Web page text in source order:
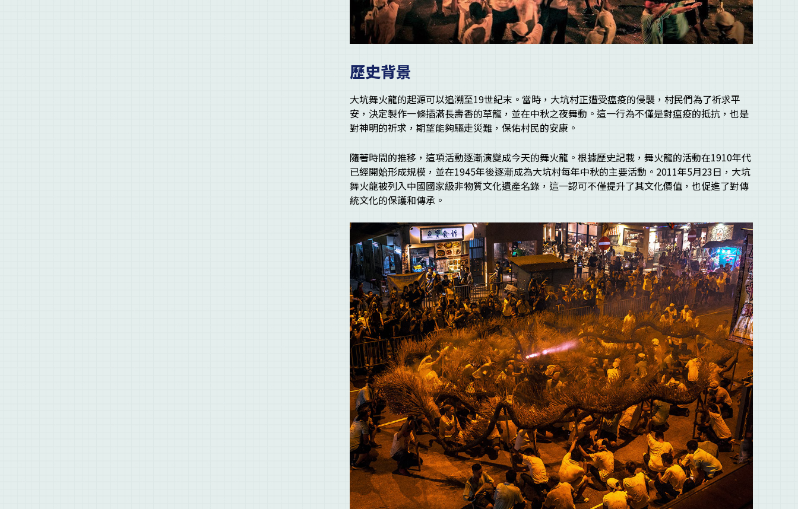
歷史背景
大坑舞火龍的起源可以追溯至19世紀末。當時，大坑村正遭受瘟疫的侵襲，村民們為了祈求平
安，決定製作一條插滿長壽香的草龍，並在中秋之夜舞動。這一行為不僅是對瘟疫的抵抗，也是
對神明的祈求，期望能夠驅走災難，保佑村民的安康。
隨著時間的推移，這項活動逐漸演變成今天的舞火龍。根據歷史記載，舞火龍的活動在1910年代
已經開始形成規模，並在1945年後逐漸成為大坑村每年中秋的主要活動。2011年5月23日，大坑
舞火龍被列入中國國家級非物質文化遺產名錄，這一認可不僅提升了其文化價值，也促進了對傳
統文化的保護和傳承。